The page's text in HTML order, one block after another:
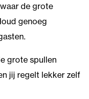
de grote
genoeg
grote spullen
jij regelt lekker zelf